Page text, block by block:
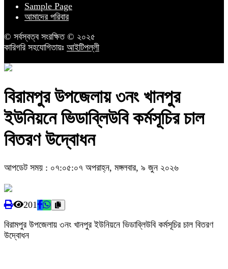
Sample Page
আমাদের পরিবার
© সর্বস্বত্ব সংরক্ষিত © ২০২৫
কারিগরি সহযোগিতায়ঃ আইটিপল্লী
‎বিরামপুর উপজেলায় ৩নং খানপুর
ইউনিয়নে ভিডাব্লিউবি কর্মসূচির চাল
বিতরণ উদ্বোধন‎
আপডেট সময় : ০৭:০৫:০৭ অপরাহ্ন, মঙ্গলবার, ৯ জুন ২০২৬
201
‎বিরামপুর উপজেলায় ৩নং খানপুর ইউনিয়নে ভিডাব্লিউবি কর্মসূচির চাল বিতরণ
উদ্বোধন‎